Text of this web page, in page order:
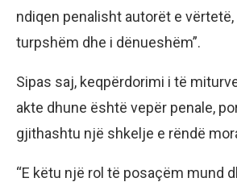
ndiqen penalisht autorët e
turpshëm dhe i dënueshëm”.
Sipas saj, keqpërdorimi i të
akte dhune është vepër penale,
gjithashtu një shkelje e rëndë
“E këtu një rol të posaçëm mund